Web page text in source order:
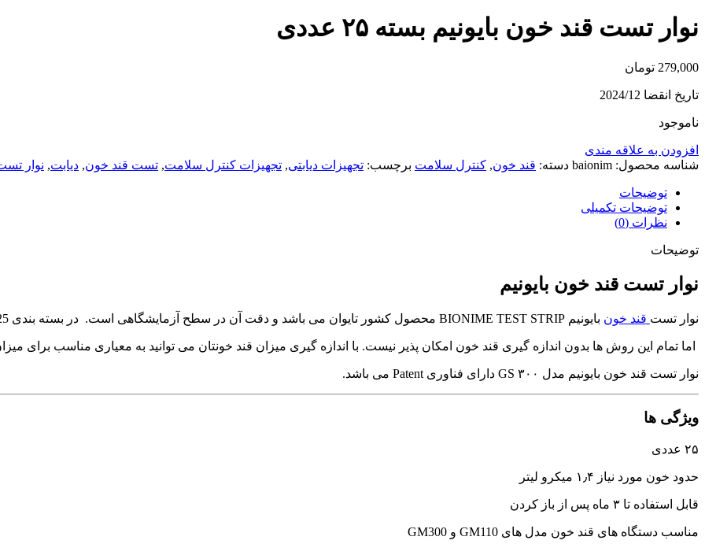
نوار تست قند خون بایونیم بسته ۲۵ عددی
279,000 تومان
تاریخ انقضا 2024/12
ناموجود
افزودن به علاقه مندی
شناسه محصول: baionim دسته: قند خون, کنترل سلامت برچسب: تجهیزات دیابتی, تجهیزات کنترل سلامت, تست قند خون, دیابت, نوار
توضیحات
توضیحات تکمیلی
نظرات (0)
توضیحات
نوار تست قند خون بایونیم
نوار تست قند خون بایونیم BIONIME TEST STRIP محصول کشور تایوان می باشد و دقت آن در سطح آزمایشگاهی است. در بسته بندی 25 عددی می باشد.
اما تمام این روش ها بدون اندازه گیری قند خون امکان پذیر نیست. با اندازه گیری میزان قند خونتان می توانید به معیاری مناسب برای
نوار تست قند خون بایونیم مدل GS ۳۰۰ دارای فناوری Patent می باشد.
ویژگی ها
۲۵ عددی
حدود خون مورد نیاز ۱٫۴ میکرو لیتر
قابل استفاده تا ۳ ماه پس از باز کردن
مناسب دستگاه های قند خون مدل های GM110 و GM300